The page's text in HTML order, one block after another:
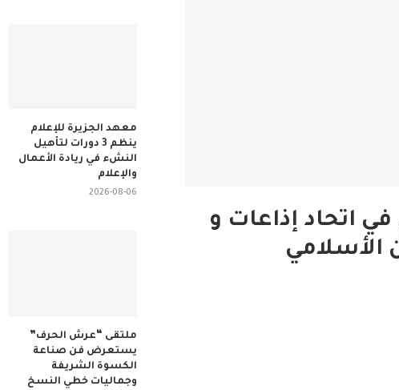
اتحاد إذاعات و
الأسلامي
معهد الجزيرة للإعلام
ينظم 3 دورات لتأهيل
النشء في ريادة الأعمال
والإعلام
2026-08-06
ملتقى “عرش الحرف”
يستعرض فن صناعة
الكسوة الشريفة
وجماليات خطي النسخ